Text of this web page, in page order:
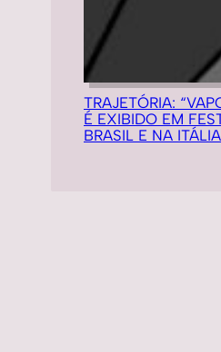
TRAJETÓRIA:
É EXIBIDO EM
BRASIL E NA ITÁLIA